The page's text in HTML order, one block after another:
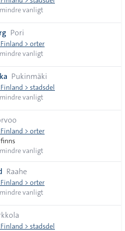
vanligt
Pori
> orter
vanligt
Pukinmäki
> stadsdel
vanligt
> orter
vanligt
Raahe
> orter
vanligt
> stadsdel